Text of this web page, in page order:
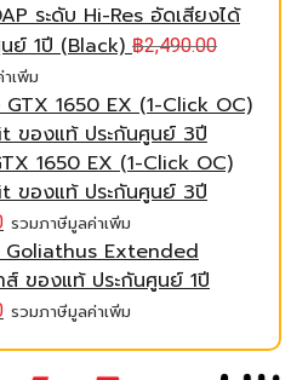
ระดับ Hi-Res อัดเสียงได้
ย์ 1ปี (Black) ฿2,490.00
เพิ่ม
1650 EX (1-Click OC)
ของแท้ ประกันศูนย์ 3ปี
รวมภาษีมูลค่าเพิ่ม
Goliathus Extended
ของแท้ ประกันศูนย์ 1ปี
รวมภาษีมูลค่าเพิ่ม